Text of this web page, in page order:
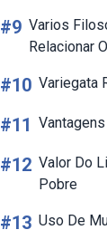
#9 Varios
Relacionar
#10 Variegata
#11
#12 Valor Do
Pobre
#13 Uso De